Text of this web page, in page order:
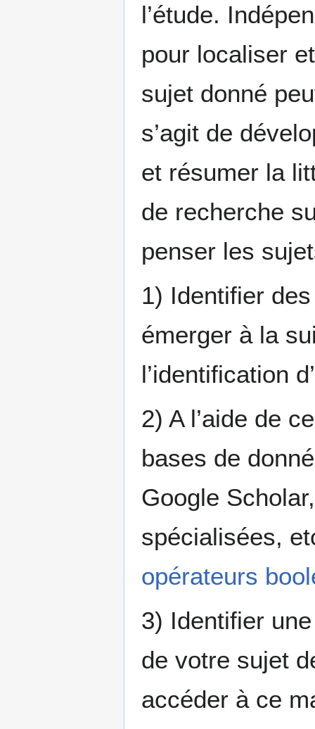
l’étude.
pour localiser
sujet donné
s’agit de
et résumer la
de recherche
penser les
1) Identifier
émerger à la
l’identification
2) A l’aide de
bases de
Google
spécialisées,
opérateurs
3) Identifier
de votre sujet
accéder à ce